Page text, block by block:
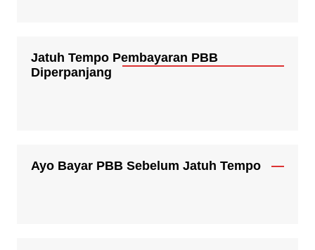
Jatuh Tempo Pembayaran PBB
Diperpanjang
Ayo Bayar PBB Sebelum Jatuh Tempo